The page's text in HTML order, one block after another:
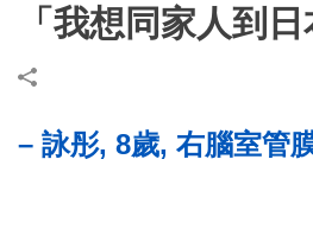
「我想同家人到日
– 詠彤, 8歲, 右腦室管